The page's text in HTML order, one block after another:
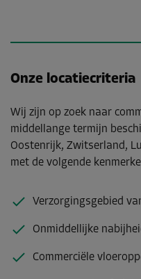
Onze locatiecriteria
Wij zijn op zoek naar
middellange termijn
Oostenrijk, Zwitserland,
met de volgende
Verzorgingsgebied
Onmiddellijke
Commerciële